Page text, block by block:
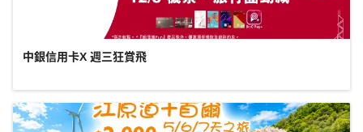
中銀信用卡X 週三狂賞飛